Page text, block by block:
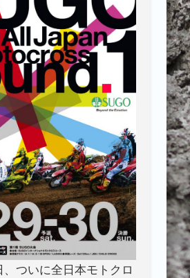
ついに全日本モトクロ